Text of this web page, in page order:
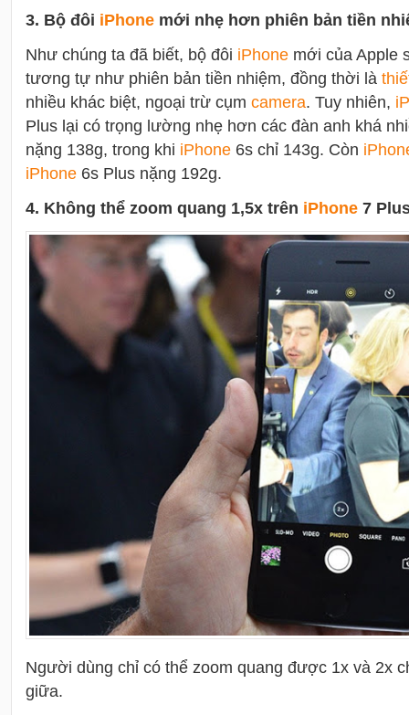
3. Bộ đôi iPhone mới nhẹ hơn phiên bản tiền
Như chúng ta đã biết, bộ đôi iPhone mới của Apple
tương tự như phiên bản tiền nhiệm, đồng thời là
nhiều khác biệt, ngoại trừ cụm camera. Tuy nhiên, i
Plus lại có trọng lường nhẹ hơn các đàn anh khá
nặng 138g, trong khi iPhone 6s chỉ 143g. Còn i
iPhone 6s Plus nặng 192g.
4. Không thể zoom quang 1,5x trên iPhone 7
Người dùng chỉ có thể zoom quang được 1x và 2x
giữa.